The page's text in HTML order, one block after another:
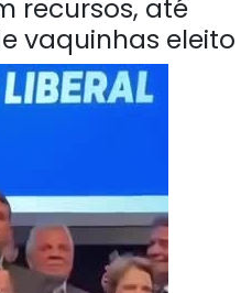
recursos, até
vaquinhas eleito